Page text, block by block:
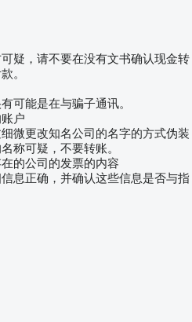
疑，请不要在没有文书确认现金转
。
可能是在与骗子通讯。
户
微更改知名公司的名字的方式伪装
称可疑，不要转账。
的公司的发票的内容
息正确，并确认这些信息是否与指